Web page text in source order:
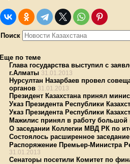
Поиск
Еще по теме
Глава государства выступил с
г.Алматы 31.01.2013
Нурсултан Назарбаев провел
органов 31.01.2013
Президент Казахстана принял
Указ Президента Республики
Указ Президента Республики
Мажилис принял в работу большой
О заседании Коллегии МВД РК по
Состоялось расширенное
Распоряжение Премьер-Министра
31.01.2013
Сенаторы посетили Комитет по